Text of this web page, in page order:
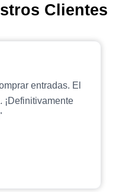
Clientes
entradas. El
¡Definitivamente